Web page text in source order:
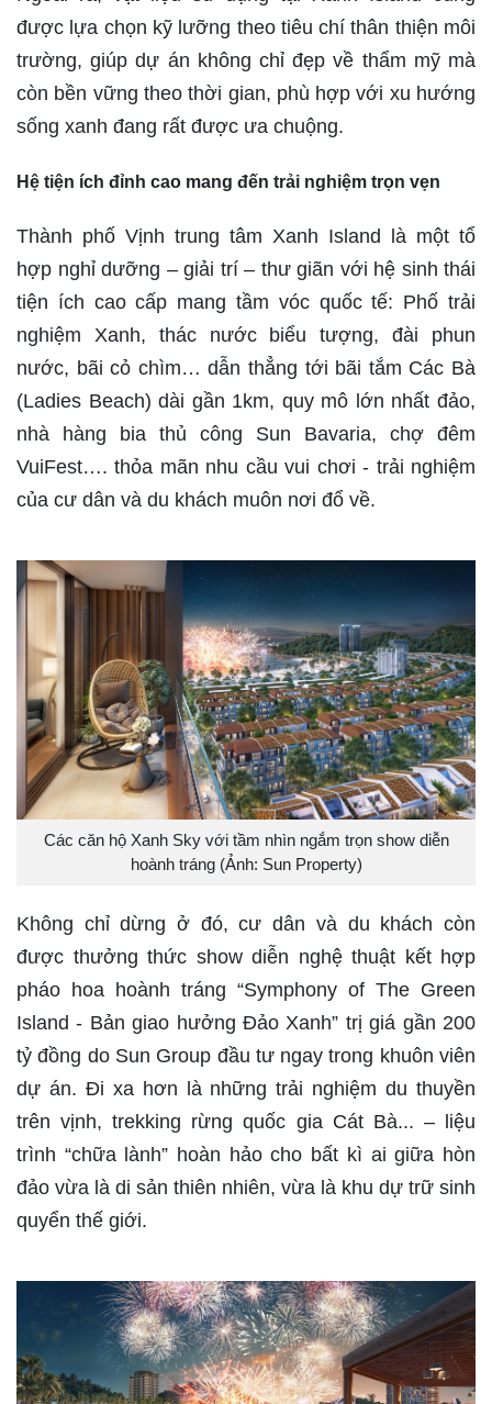
được lựa chọn kỹ lưỡng theo tiêu chí thân thiện môi
trường, giúp dự án không chỉ đẹp về thẩm mỹ mà
còn bền vững theo thời gian, phù hợp với xu hướng
sống xanh đang rất được ưa chuộng.
Hệ tiện ích đỉnh cao mang đến trải nghiệm trọn vẹn
Thành phố Vịnh trung tâm Xanh Island là một tổ
hợp nghỉ dưỡng – giải trí – thư giãn với hệ sinh thái
tiện ích cao cấp mang tầm vóc quốc tế: Phố trải
nghiệm Xanh, thác nước biểu tượng, đài phun
nước, bãi cỏ chìm… dẫn thẳng tới bãi tắm Các Bà
(Ladies Beach) dài gần 1km, quy mô lớn nhất đảo,
nhà hàng bia thủ công Sun Bavaria, chợ đêm
VuiFest…. thỏa mãn nhu cầu vui chơi - trải nghiệm
của cư dân và du khách muôn nơi đổ về.
Các căn hộ Xanh Sky với tầm nhìn ngắm trọn show diễn
hoành tráng (Ảnh: Sun Property)
Không chỉ dừng ở đó, cư dân và du khách còn
được thưởng thức show diễn nghệ thuật kết hợp
pháo hoa hoành tráng “Symphony of The Green
Island - Bản giao hưởng Đảo Xanh” trị giá gần 200
tỷ đồng do Sun Group đầu tư ngay trong khuôn viên
dự án. Đi xa hơn là những trải nghiệm du thuyền
trên vịnh, trekking rừng quốc gia Cát Bà... – liệu
trình “chữa lành” hoàn hảo cho bất kì ai giữa hòn
đảo vừa là di sản thiên nhiên, vừa là khu dự trữ sinh
quyển thế giới.